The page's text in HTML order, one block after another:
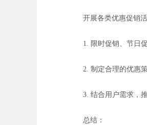
开展各类优惠促销
1. 限时促销、节日
2. 制定合理的优惠
3. 结合用户需求，
总结：